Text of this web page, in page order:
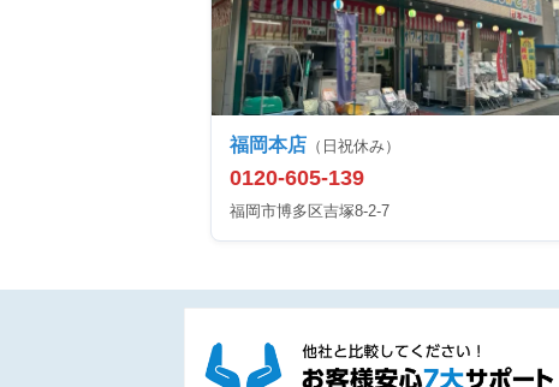
福岡本店 （日祝休み）
0120-605-139
福岡市博多区吉塚8-2-7